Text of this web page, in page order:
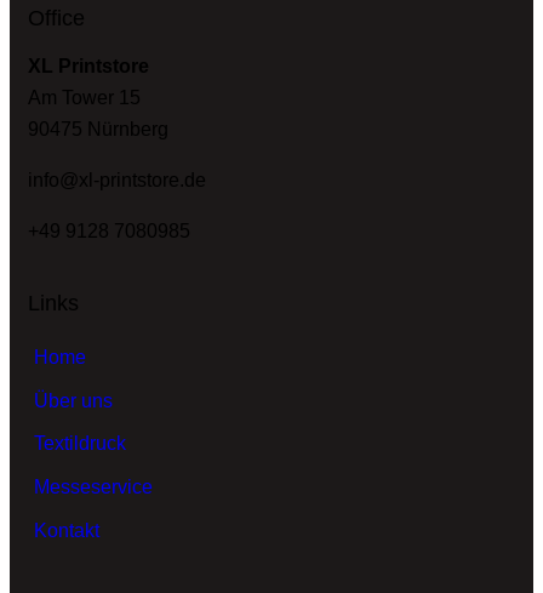
Office
XL Printstore
Am Tower 15
90475 Nürnberg
info@xl-printstore.de
+49 9128 7080985
Links
Home
Über uns
Textildruck
Messeservice
Kontakt